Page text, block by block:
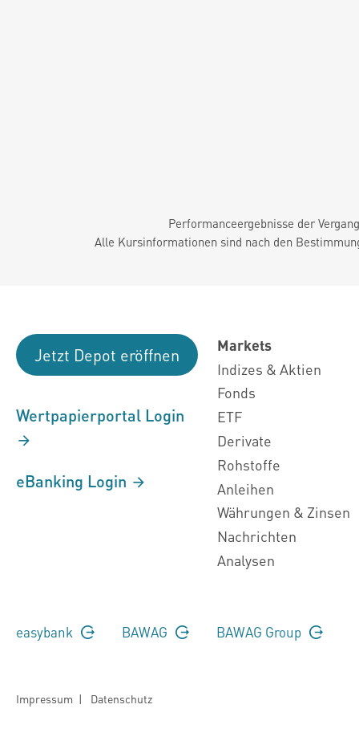
Performanceergebnisse der
Alle Kursinformationen sind nach den
Jetzt Depot eröffnen
Wertpapierportal Login
eBanking Login
Markets
Indizes & Aktien
Fonds
ETF
Derivate
Rohstoffe
Anleihen
Währungen & Zinsen
Nachrichten
Analysen
easybank BAWAG BAWAG Group
Impressum | Datenschutz